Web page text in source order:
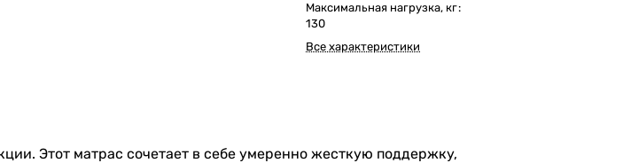
Максимальная нагрузка, кг:
130
Все характеристики
Этот матрас сочетает в себе умеренно жесткую поддержку,